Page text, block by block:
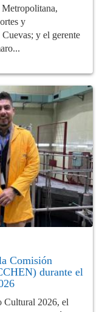
y
y el gerente
Comisión
durante el
Cultural 2026, el